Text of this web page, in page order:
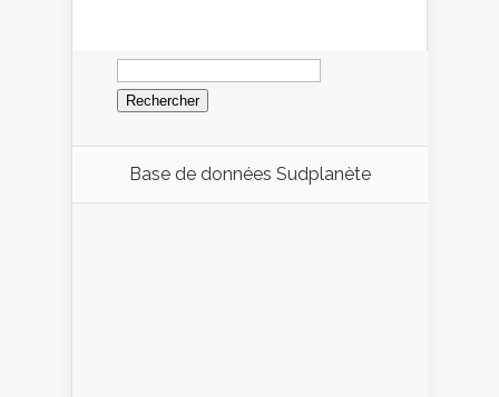
Rechercher :
Base de données Sudplanète